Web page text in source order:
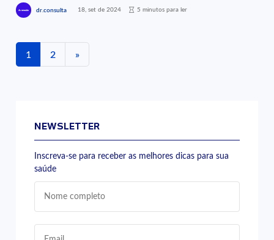
dr.consulta 18, set de 2024 5 minutos para ler
1 2 »
NEWSLETTER
Inscreva-se para receber as melhores dicas para sua
saúde